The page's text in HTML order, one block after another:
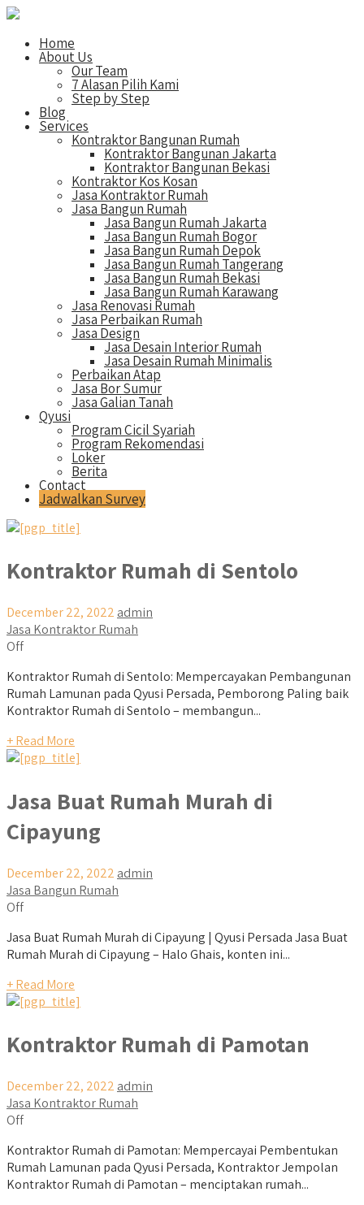
Home
About Us
Our Team
7 Alasan Pilih Kami
Step by Step
Blog
Services
Kontraktor Bangunan Rumah
Kontraktor Bangunan Jakarta
Kontraktor Bangunan Bekasi
Kontraktor Kos Kosan
Jasa Kontraktor Rumah
Jasa Bangun Rumah
Jasa Bangun Rumah Jakarta
Jasa Bangun Rumah Bogor
Jasa Bangun Rumah Depok
Jasa Bangun Rumah Tangerang
Jasa Bangun Rumah Bekasi
Jasa Bangun Rumah Karawang
Jasa Renovasi Rumah
Jasa Perbaikan Rumah
Jasa Design
Jasa Desain Interior Rumah
Jasa Desain Rumah Minimalis
Perbaikan Atap
Jasa Bor Sumur
Jasa Galian Tanah
Qyusi
Program Cicil Syariah
Program Rekomendasi
Loker
Berita
Contact
Jadwalkan Survey
Kontraktor Rumah di Sentolo
December 22, 2022 admin
Jasa Kontraktor Rumah
Off
Kontraktor Rumah di Sentolo: Mempercayakan Pembangunan
Rumah Lamunan pada Qyusi Persada, Pemborong Paling baik
Kontraktor Rumah di Sentolo – membangun...
+ Read More
Jasa Buat Rumah Murah di
Cipayung
December 22, 2022 admin
Jasa Bangun Rumah
Off
Jasa Buat Rumah Murah di Cipayung | Qyusi Persada Jasa Buat
Rumah Murah di Cipayung – Halo Ghais, konten ini...
+ Read More
Kontraktor Rumah di Pamotan
December 22, 2022 admin
Jasa Kontraktor Rumah
Off
Kontraktor Rumah di Pamotan: Mempercayai Pembentukan
Rumah Lamunan pada Qyusi Persada, Kontraktor Jempolan
Kontraktor Rumah di Pamotan – menciptakan rumah...